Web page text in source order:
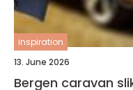
inspiration
13. June 2026
Bergen caravan slik finner du riktig bobil og